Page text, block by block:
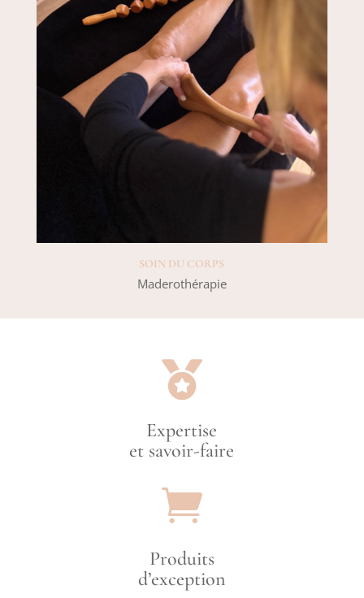
SOIN DU CORPS
Maderothérapie

Expertise
et savoir-faire

Produits
d’exception